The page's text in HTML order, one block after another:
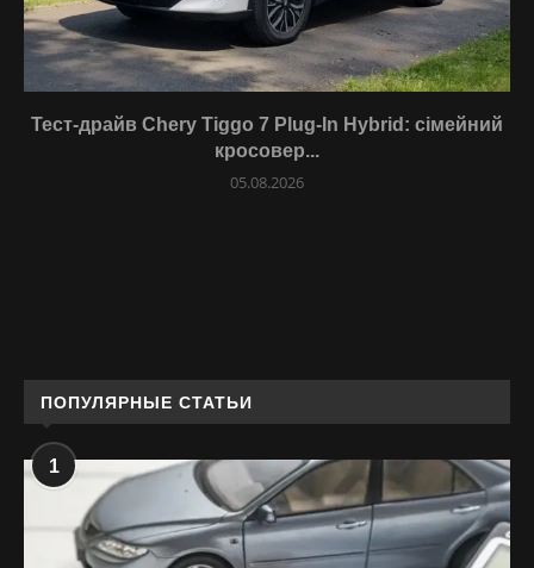
Тест-драйв Chery Tiggo 7 Plug-In Hybrid: сімейний
кросовер...
05.08.2026
ПОПУЛЯРНЫЕ СТАТЬИ
1